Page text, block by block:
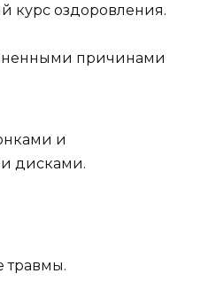
курс оздоровления.
причинами
и
дисками.
травмы.